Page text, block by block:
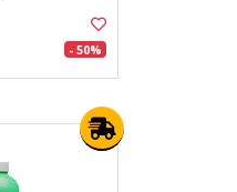
- 50%